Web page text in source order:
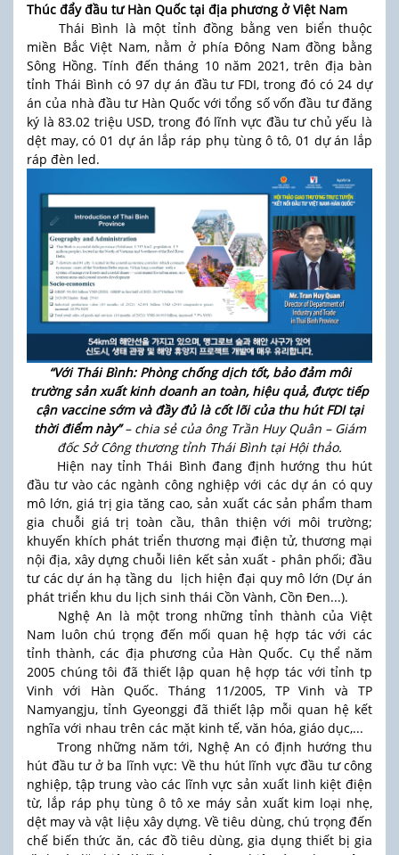
Thúc đẩy đầu tư Hàn Quốc tại địa phương ở Việt Nam
Thái Bình là một tỉnh đồng bằng ven biển thuộc
miền Bắc Việt Nam, nằm ở phía Đông Nam đồng bằng
Sông Hồng. Tính đến tháng 10 năm 2021, trên địa bàn
tỉnh Thái Bình có 97 dự án đầu tư FDI, trong đó có 24 dự
án của nhà đầu tư Hàn Quốc với tổng số vốn đầu tư đăng
ký là 83.02 triệu USD, trong đó lĩnh vực đầu tư chủ yếu là
dệt may, có 01 dự án lắp ráp phụ tùng ô tô, 01 dự án lắp
ráp đèn led.
“Với Thái Bình: Phòng chống dịch tốt, bảo đảm môi
trường sản xuất kinh doanh an toàn, hiệu quả, được tiếp
cận vaccine sớm và đầy đủ là cốt lõi của thu hút FDI tại
thời điểm này”– chia sẻ của ông Trần Huy Quân – Giám
đốc Sở Công thương tỉnh Thái Bình tại Hội thảo.
Hiện nay tỉnh Thái Bình đang định hướng thu hút
đầu tư vào các ngành công nghiệp với các dự án có quy
mô lớn, giá trị gia tăng cao, sản xuất các sản phẩm tham
gia chuỗi giá trị toàn cầu, thân thiện với môi trường;
khuyến khích phát triển thương mại điện tử, thương mại
nội địa, xây dựng chuỗi liên kết sản xuất - phân phối; đầu
tư các dự án hạ tầng du lịch hiện đại quy mô lớn (Dự án
phát triển khu du lịch sinh thái Cồn Vành, Cồn Đen...).
Nghệ An là một trong những tỉnh thành của Việt
Nam luôn chú trọng đến mối quan hệ hợp tác với các
tỉnh thành, các địa phương của Hàn Quốc. Cụ thể năm
2005 chúng tôi đã thiết lập quan hệ hợp tác với tỉnh tp
Vinh với Hàn Quốc. Tháng 11/2005, TP Vinh và TP
Namyangju, tỉnh Gyeonggi đã thiết lập mỗi quan hệ kết
nghĩa với nhau trên các mặt kinh tế, văn hóa, giáo dục,...
Trong những năm tới, Nghệ An có định hướng thu
hút đầu tư ở ba lĩnh vực: Về thu hút lĩnh vực đầu tư công
nghiệp, tập trung vào các lĩnh vực sản xuất linh kiệt điện
từ, lắp ráp phụ tùng ô tô xe máy sản xuất kim loại nhẹ,
dệt may và vật liệu xây dựng. Về tiêu dùng, chú trọng đến
chế biến thức ăn, các đồ tiêu dùng, gia dụng thiết bị gia